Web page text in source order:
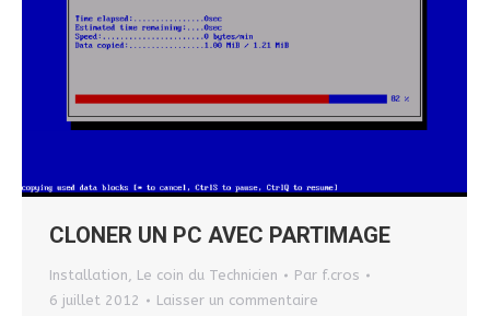
CLONER UN PC AVEC PARTIMAGE
Installation, Le coin du Technicien Par f.cros
6 juillet 2012
Laisser un commentaire